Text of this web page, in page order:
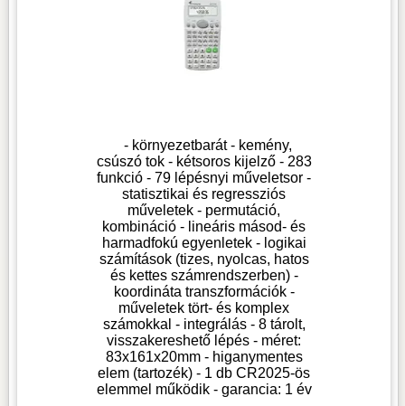
- környezetbarát - kemény,
csúszó tok - kétsoros kijelző - 283
funkció - 79 lépésnyi műveletsor -
statisztikai és regressziós
műveletek - permutáció,
kombináció - lineáris másod- és
harmadfokú egyenletek - logikai
számítások (tizes, nyolcas, hatos
és kettes számrendszerben) -
koordináta transzformációk -
műveletek tört- és komplex
számokkal - integrálás - 8 tárolt,
visszakereshető lépés - méret:
83x161x20mm - higanymentes
elem (tartozék) - 1 db CR2025-ös
elemmel működik - garancia: 1 év